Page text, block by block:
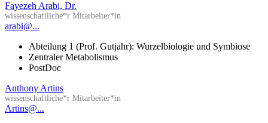
Fayezeh Arabi, Dr.
wissenschaftliche*r Mitarbeiter*in
arabi@...
Abteilung 1 (Prof. Gutjahr): Wurzelbiologie und Symbiose
Zentraler Metabolismus
PostDoc
Anthony Artins
wissenschaftliche*r Mitarbeiter*in
Artins@...